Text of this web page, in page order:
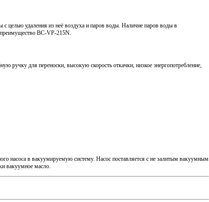
целью удаления из неё воздуха и паров воды. Наличие паров воды в
преимущество BC-VP-215N.
для переноски, высокую скорость откачки, низкое энергопотребление,
насоса в вакуумируемую систему. Насос поставляется с не залитым вакуумным
вакуумное масло.